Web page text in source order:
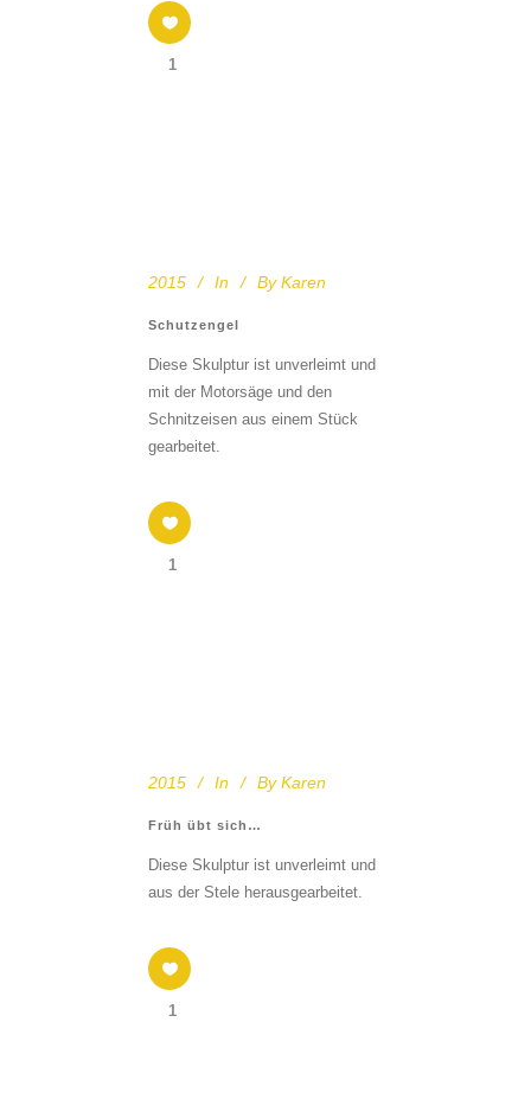
1
2015 In By Karen
Schutzengel
Diese Skulptur ist unverleimt und
mit der Motorsäge und den
Schnitzeisen aus einem Stück
gearbeitet.
1
2015 In By Karen
Früh übt sich…
Diese Skulptur ist unverleimt und
aus der Stele herausgearbeitet.
1